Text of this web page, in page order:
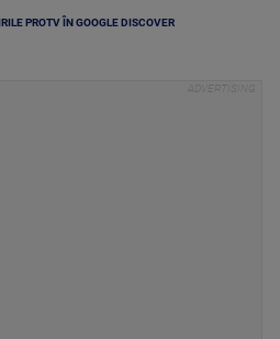
PROTV ÎN GOOGLE DISCOVER